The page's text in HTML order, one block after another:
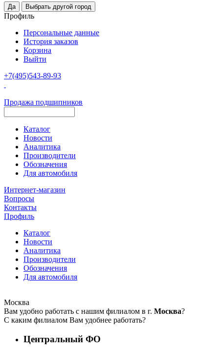
Профиль
Персональные данные
История заказов
Корзина
Выйти
+7(495)543-89-93
Продажа подшипников
Каталог
Новости
Аналитика
Производители
Обозначения
Для автомобиля
Интернет-магазин
Вопросы
Контакты
Профиль
Каталог
Новости
Аналитика
Производители
Обозначения
Для автомобиля
Москва
Вам удобно работать с нашим филиалом в г. Москва?
С каким филиалом Вам удобнее работать?
Центральный ФО